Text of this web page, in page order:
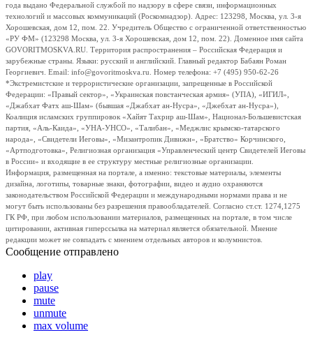
года выдано Федеральной службой по надзору в сфере связи, информационных
технологий и массовых коммуникаций (Роскомнадзор). Адрес: 123298, Москва, ул. 3-я
Хорошевская, дом 12, пом. 22. Учредитель Общество с ограниченной ответственностью
«РУ ФМ» (123298 Москва, ул. 3-я Хорошевская, дом 12, пом. 22). Доменное имя сайта
GOVORITMOSKVA.RU. Территория распространения – Российская Федерация и
зарубежные страны. Языки: русский и английский. Главный редактор Бабаян Роман
Георгиевич. Email: info@govoritmoskva.ru. Номер телефона: +7 (495) 950-62-26
*Экстремистские и террористические организации, запрещенные в Российской
Федерации: «Правый сектор», «Украинская повстанческая армия» (УПА), «ИГИЛ»,
«Джабхат Фатх аш-Шам» (бывшая «Джабхат ан-Нусра», «Джебхат ан-Нусра»),
Коалиция исламских группировок «Хайят Тахрир аш-Шам», Национал-Большевистская
партия, «Аль-Каида», «УНА-УНСО», «Талибан», «Меджлис крымско-татарского
народа», «Свидетели Иеговы», «Мизантропик Дивижн», «Братство» Корчинского,
«Артподготовка», Религиозная организация «Управленческий центр Свидетелей Иеговы
в России» и входящие в ее структуру местные религиозные организации.
Информация, размещенная на портале, а именно: текстовые материалы, элементы
дизайна, логотипы, товарные знаки, фотографии, видео и аудио охраняются
законодательством Российской Федерации и международными нормами права и не
могут быть использованы без разрешения правообладателей. Согласно ст.ст. 1274,1275
ГК РФ, при любом использовании материалов, размещенных на портале, в том числе
цитировании, активная гиперссылка на материал является обязательной. Мнение
редакции может не совпадать с мнением отдельных авторов и колумнистов.
Сообщение отправлено
play
pause
mute
unmute
max volume